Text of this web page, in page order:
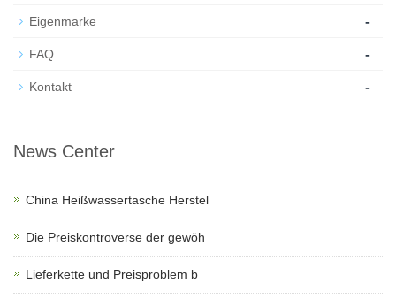
Eigenmarke -
FAQ -
Kontakt -
News Center
China Heißwassertasche Herstel
Die Preiskontroverse der gewöh
Lieferkette und Preisproblem b